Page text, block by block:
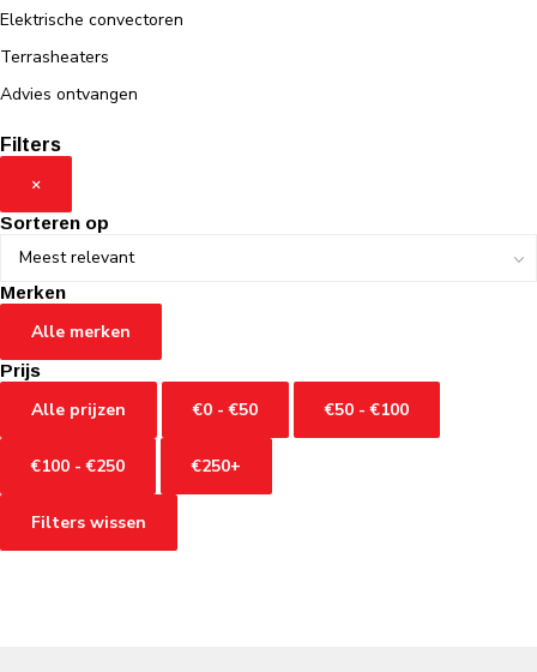
Elektrische convectoren
Terrasheaters
Advies ontvangen
Filters
×
Sorteren op
Merken
Alle merken
Prijs
Alle prijzen €0 - €50 €50 - €100
€100 - €250 €250+
Filters wissen